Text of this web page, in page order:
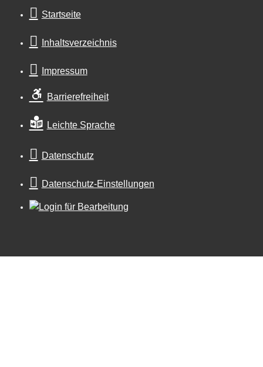
Startseite
Inhaltsverzeichnis
Impressum
Barrierefreiheit
Leichte Sprache
Datenschutz
Datenschutz-Einstellungen